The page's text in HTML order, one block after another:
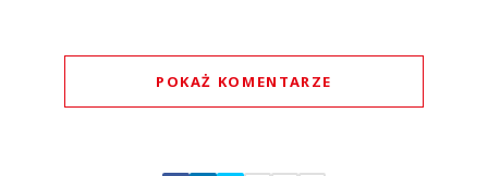
POKAŻ KOMENTARZE